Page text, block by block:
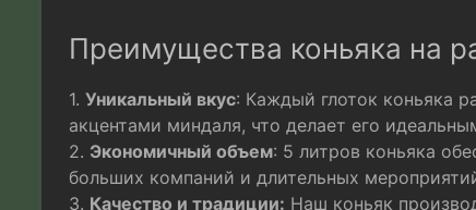
Преимущества коньяка на
1. Уникальный вкус: Каждый глоток коньяка
акцентами миндаля, что делает его
2. Экономичный объем: 5 литров коньяка
больших компаний и длительных
3. Качество и традиции: Наш коньяк